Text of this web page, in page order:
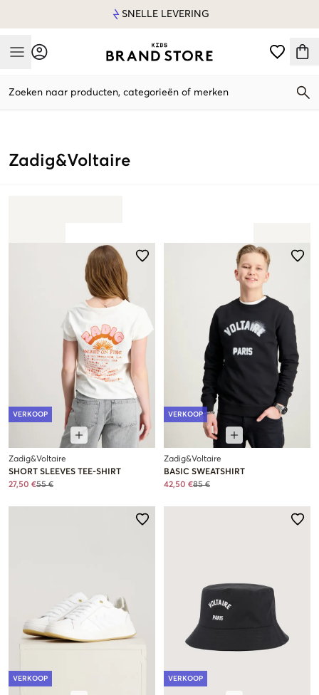
SNELLE LEVERING
Mobile Menu
Zoeken naar producten, categorieën of merken
Zadig&Voltaire
VERKOOP
Zadig&Voltaire
SHORT SLEEVES TEE-SHIRT
27,50 €55 €
VERKOOP
Zadig&Voltaire
BASIC SWEATSHIRT
42,50 €85 €
VERKOOP VERKOOP